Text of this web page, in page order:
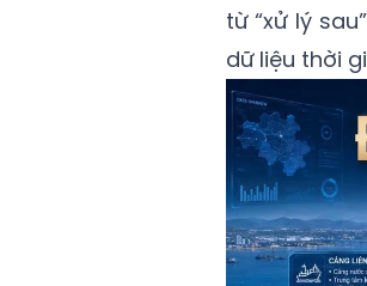
từ “xử lý
dữ liệu thời